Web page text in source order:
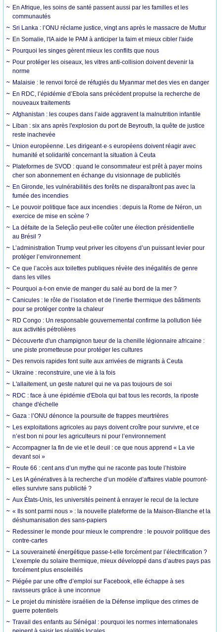
En Afrique, les soins de santé passent aussi par les familles et les
communautés
Sri Lanka : l’ONU réclame justice, vingt ans après le massacre de Muttur
En Somalie, l'IA aide le PAM à anticiper la faim et mieux cibler l'aide
Pourquoi les singes gèrent mieux les conflits que nous
Pour protéger les oiseaux, les vitres anti-collision doivent devenir la
norme
Malaisie : le renvoi forcé de réfugiés du Myanmar met des vies en danger
En RDC, l’épidémie d’Ebola sans précédent propulse la recherche de
nouveaux traitements
Afghanistan : les coupes dans l’aide aggravent la malnutrition infantile
Liban : six ans après l'explosion du port de Beyrouth, la quête de justice
reste inachevée
Union européenne. Les dirigeant·e·s européens doivent réagir avec
humanité et solidarité concernant la situation à Ceuta
Plateformes de SVOD : quand le consommateur est prêt à payer moins
cher son abonnement en échange du visionnage de publicités
En Gironde, les vulnérabilités des forêts ne disparaîtront pas avec la
fumée des incendies
Le pouvoir politique face aux incendies : depuis la Rome de Néron, un
exercice de mise en scène ?
La défaite de la Seleção peut-elle coûter une élection présidentielle
au Brésil ?
L’administration Trump veut priver les citoyens d’un puissant levier pour
protéger l’environnement
Ce que l’accès aux toilettes publiques révèle des inégalités de genre
dans les villes
Pourquoi a-t-on envie de manger du salé au bord de la mer ?
Canicules : le rôle de l’isolation et de l’inertie thermique des bâtiments
pour se protéger contre la chaleur
RD Congo : Un responsable gouvernemental confirme la pollution liée
aux activités pétrolières
Découverte d'un champignon tueur de la chenille légionnaire africaine :
une piste prometteuse pour protéger les cultures
Des renvois rapides font suite aux arrivées de migrants à Ceuta
Ukraine : reconstruire, une vie à la fois
L'allaitement, un geste naturel qui ne va pas toujours de soi
RDC : face à une épidémie d'Ebola qui bat tous les records, la riposte
change d'échelle
Gaza : l’ONU dénonce la poursuite de frappes meurtrières
Les exploitations agricoles au pays doivent croître pour survivre, et ce
n’est bon ni pour les agriculteurs ni pour l’environnement
Accompagner la fin de vie et le deuil : ce que nous apprend « La vie
devant soi »
Route 66 : cent ans d’un mythe qui ne raconte pas toute l’histoire
Les IA génératives à la recherche d’un modèle d’affaires viable pourront-
elles survivre sans publicité ?
Aux États-Unis, les universités peinent à enrayer le recul de la lecture
« Ils sont parmi nous » : la nouvelle plateforme de la Maison-Blanche et la
déshumanisation des sans-papiers
Redessiner le monde pour mieux le comprendre : le pouvoir politique des
contre-cartes
La souveraineté énergétique passe-t-elle forcément par l’électrification ?
L’exemple du solaire thermique, mieux développé dans d’autres pays pas
forcément plus ensoleillés
Piégée par une offre d’emploi sur Facebook, elle échappe à ses
ravisseurs grâce à une inconnue
Le projet du ministère israélien de la Défense implique des crimes de
guerre potentiels
Travail des enfants au Sénégal : pourquoi les normes internationales